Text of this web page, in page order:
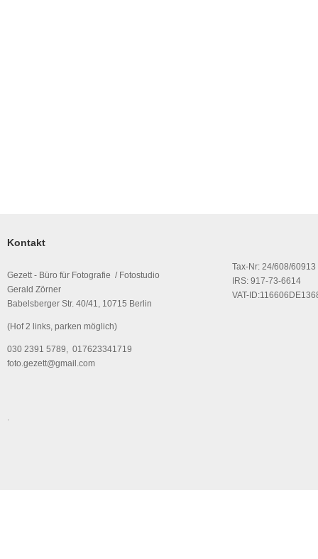
Kontakt
Gezett - Büro für Fotografie / Fotostudio
Gerald Zörner
Babelsberger Str. 40/41, 10715 Berlin
(Hof 2 links, parken möglich)
030 2391 5789, 017623341719
foto.gezett@gmail.com
Tax-Nr: 24/608/60913
IRS: 917-73-6614
VAT-
.